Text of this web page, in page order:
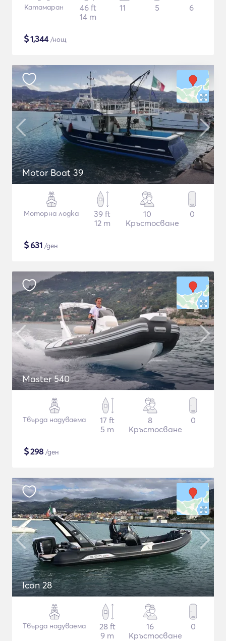
Катамаран
46 ft
14 m
11 5 6
$1,344/нощ
Motor Boat 39
Моторна лодка
39 ft
12 m
10
Кръстосване
0
$631 /ден
Master 540
Твърда надуваема
17 ft
5 m
8
Кръстосване
0
$298 /ден
Icon 28
Твърда надуваема
28 ft
9 m
16
Кръстосване
0